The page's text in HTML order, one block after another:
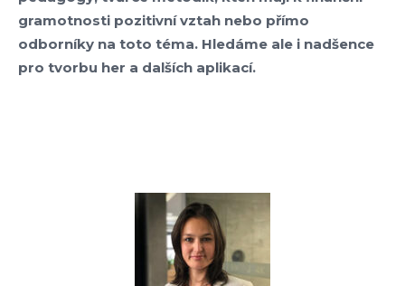
gramotnosti pozitivní vztah nebo přímo
odborníky na toto téma. Hledáme ale i nadšence
pro tvorbu her a dalších aplikací.